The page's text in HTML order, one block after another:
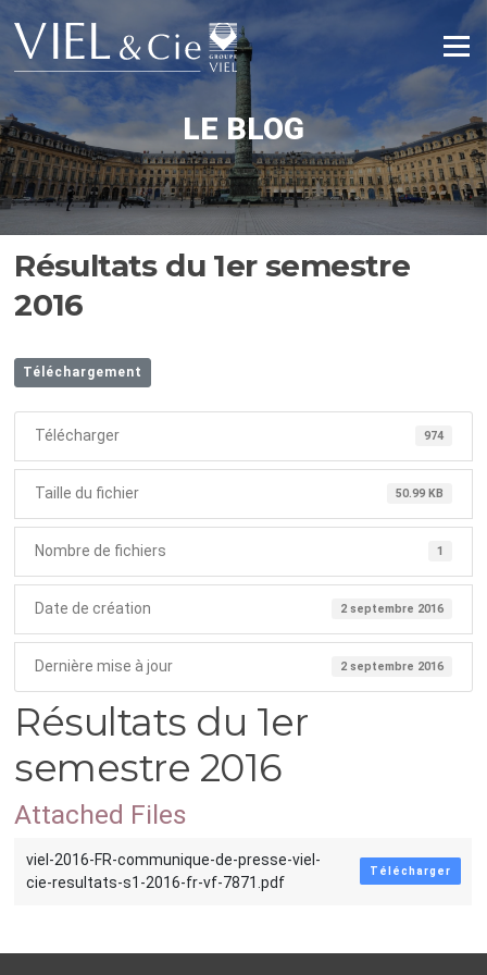
contenu
Menu
LE BLOG
Résultats du 1er semestre
2016
Téléchargement
Télécharger 974
Taille du fichier 50.99 KB
Nombre de fichiers 1
Date de création 2 septembre 2016
Dernière mise à jour 2 septembre 2016
Résultats du 1er
semestre 2016
Attached Files
viel-2016-FR-communique-de-presse-viel-
cie-resultats-s1-2016-fr-vf-7871.pdf
Télécharger